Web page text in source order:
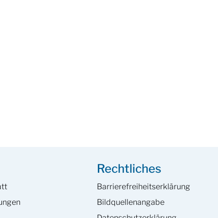
Rechtliches
Barrierefreiheits­erklärung
Bildquellenangabe